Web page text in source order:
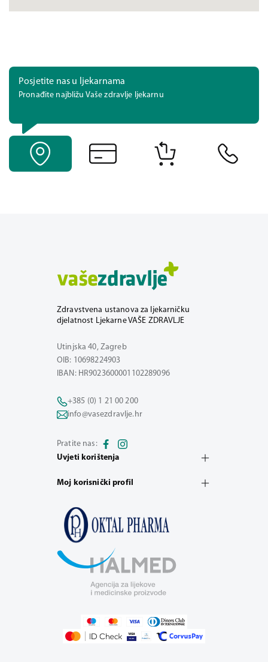
Posjetite nas u ljekarnama
Pronađite najbližu Vaše zdravlje ljekarnu
Zdravstvena ustanova za ljekarničku
djelatnost Ljekarne VAŠE ZDRAVLJE
Utinjska 40, Zagreb
OIB: 10698224903
IBAN: HR9023600001102289096
+385 (0) 1 21 00 200
info@vasezdravlje.hr
Pratite nas:
Uvjeti korištenja
Moj korisnički profil